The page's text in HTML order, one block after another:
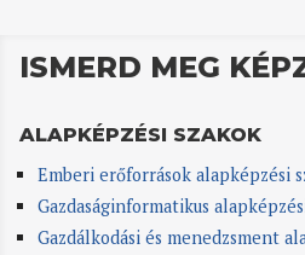
ISMERD MEG
ALAPKÉPZÉSI SZAKOK
Emberi erőforrások alapképzési
Gazdaságinformatikus
Gazdálkodási és menedzsment